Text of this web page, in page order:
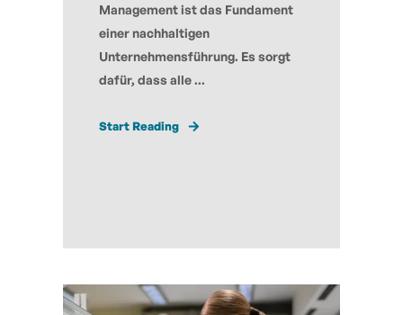
Management ist das Fundament
einer nachhaltigen
Unternehmensführung. Es sorgt
dafür, dass alle ...
Start Reading